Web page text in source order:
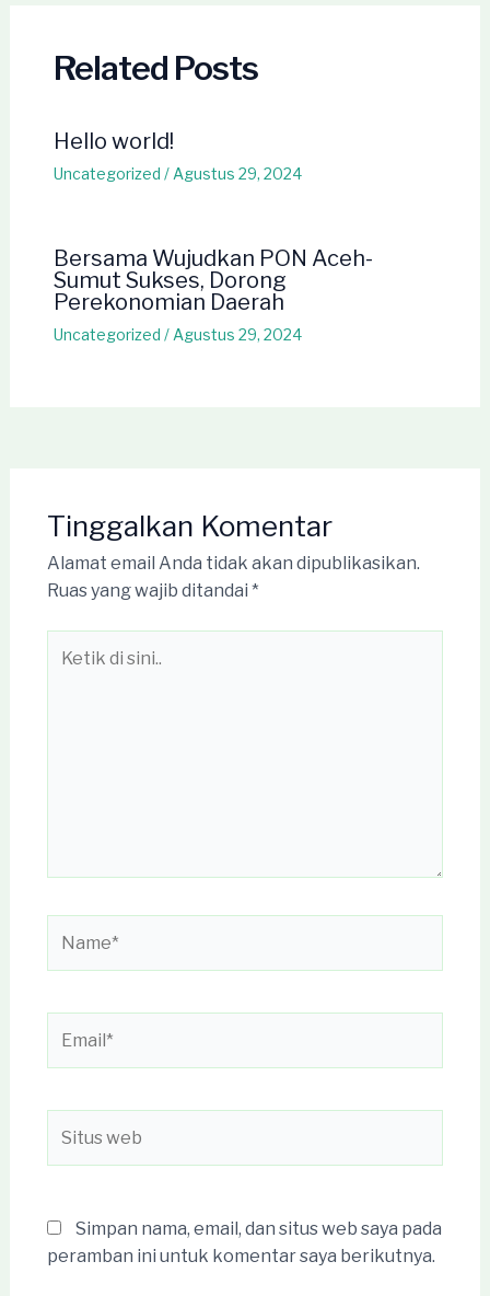
Related Posts
Hello world!
Uncategorized /Agustus 29, 2024
Bersama Wujudkan PON Aceh-
Sumut Sukses, Dorong
Perekonomian Daerah
Uncategorized /Agustus 29, 2024
Tinggalkan Komentar
Alamat email Anda tidak akan dipublikasikan.
Ruas yang wajib ditandai *
web
Simpan nama, email, dan situs web saya pada
peramban ini untuk komentar saya berikutnya.